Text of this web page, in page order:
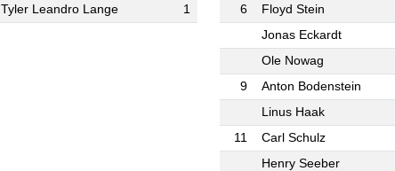
Tyler Leandro Lange
1
6
Floyd Stein
Jonas Eckardt
Ole Nowag
9
Anton Bodenstein
Linus Haak
11
Carl Schulz
Henry Seeber